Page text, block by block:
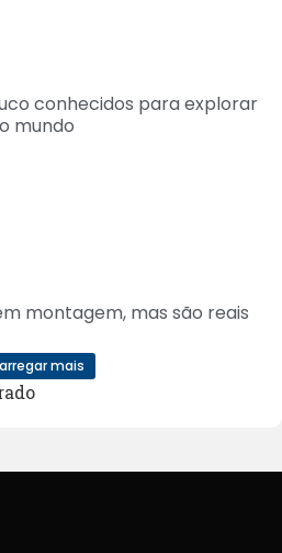
conhecidos para explorar
o mundo
montagem, mas são reais
mais